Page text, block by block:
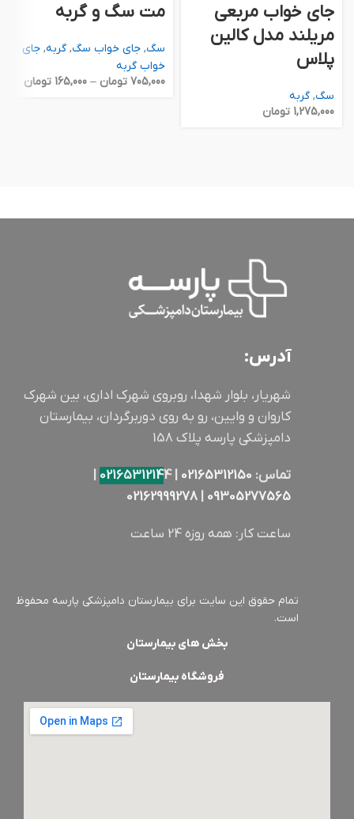
جای خواب مربعی
مریلند مدل کالین
پلاس
سگ, گربه
1,275,000 تومان
مت سگ و گربه
سگ, جای خواب سگ, گربه, جای
خواب گربه
705,000 تومان –
165,000 تومان
آدرس:
شهریار، بلوار شهدا، روبروی شهرک اداری، بین شهرک
کاروان و وایین، رو به روی دوربرگردان، بیمارستان
دامپزشکی پارسه پلاک 158
تماس: |
02165312144 |
09305277565
02162999278
ساعت کار: همه روزه 24 ساعت
تمام حقوق این سایت برای بیمارستان دامپزشکی پارسه محفوظ
است.
بخش های بیمارستان
فروشگاه بیمارستان